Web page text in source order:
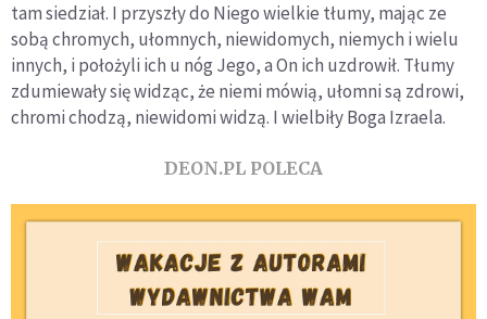
tam siedział. I przyszły do Niego wielkie tłumy, mając ze
sobą chromych, ułomnych, niewidomych, niemych i wielu
innych, i położyli ich u nóg Jego, a On ich uzdrowił. Tłumy
zdumiewały się widząc, że niemi mówią, ułomni są zdrowi,
chromi chodzą, niewidomi widzą. I wielbiły Boga Izraela.
DEON.PL POLECA